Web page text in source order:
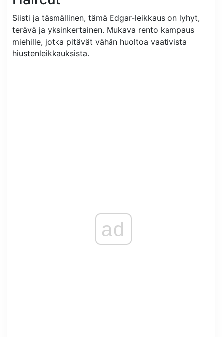
Siisti ja täsmällinen, tämä Edgar-leikkaus on lyhyt,
terävä ja yksinkertainen. Mukava rento kampaus
miehille, jotka pitävät vähän huoltoa vaativista
hiustenleikkauksista.
ad